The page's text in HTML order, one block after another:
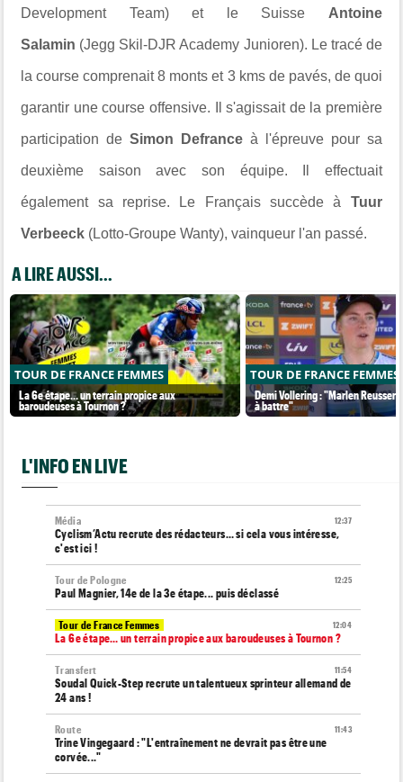
Development Team) et le Suisse Antoine
Salamin (Jegg Skil-DJR Academy Junioren). Le tracé de
la course comprenait 8 monts et 3 kms de pavés, de quoi
garantir une course offensive. Il s'agissait de la première
participation deSimon Defrance à l'épreuve pour sa
deuxième saison avec son équipe. Il effectuait
également sa reprise. Le Français succède à Tuur
Verbeeck (Lotto-Groupe Wanty), vainqueur l'an passé.
A LIRE AUSSI...
TOUR DE FRANCE FEMMES
La 6e étape… un terrain propice aux
baroudeuses à Tournon ?
TOUR DE FRANCE FEMMES
Demi Vollering : "Marlen Reusser
à battre"
L'INFO EN LIVE
12:37
Média
Cyclism’Actu recrute des rédacteurs… si cela vous intéresse,
c'est ici !
12:25
Tour de Pologne
Paul Magnier, 14e de la 3e étape... puis déclassé
12:04
Tour de France Femmes
La 6e étape… un terrain propice aux baroudeuses à Tournon ?
11:54
Transfert
Soudal Quick-Step recrute un talentueux sprinteur allemand de
24 ans !
11:43
Route
Trine Vingegaard : "L'entraînement ne devrait pas être une
corvée..."